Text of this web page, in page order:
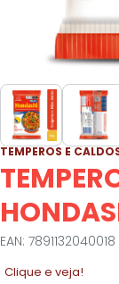
TEMPEROS E
EAN: 7891132040018
Clique e veja!